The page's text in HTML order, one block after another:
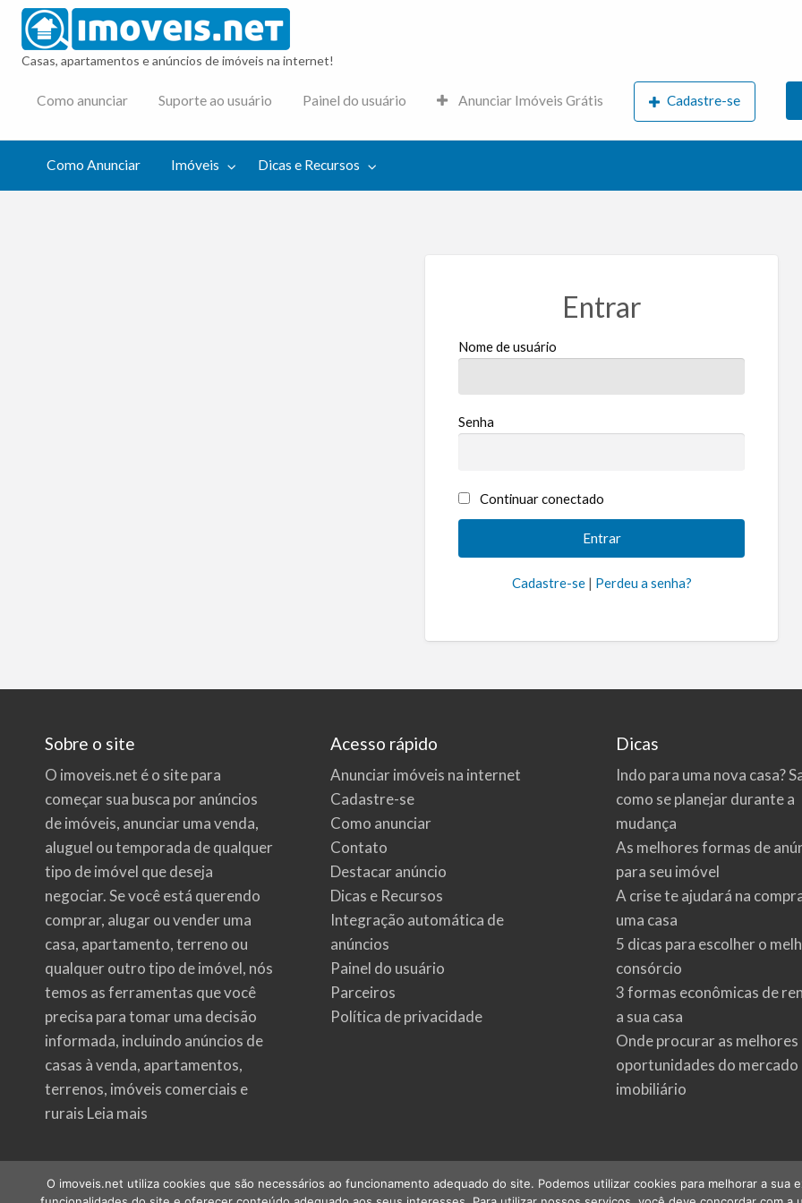
Casas, apartamentos e anúncios de imóveis na internet!
Como anunciar Suporte ao usuário Painel do usuário Anunciar Imóveis Grátis Cadastre-se
Como Anunciar Imóveis Dicas e Recursos
Entrar
Nome de usuário
Senha
Continuar conectado
Cadastre-se| Perdeu a senha?
Sobre o site
O imoveis.net é o site para
começar sua busca poranúncios
de imóveis, anunciar uma venda,
aluguel ou temporada de qualquer
tipo de imóvel que deseja
negociar. Se você está querendo
comprar, alugar ou vender uma
casa, apartamento, terreno ou
qualquer outro tipo de imóvel, nós
temos as ferramentas que você
precisa para tomar uma decisão
informada, incluindo anúncios de
casas à venda, apartamentos,
terrenos, imóveis comerciais e
rurais Leia mais
Acesso rápido
Anunciar imóveis na internet
Cadastre-se
Como anunciar
Contato
Destacar anúncio
Dicas e Recursos
Integração automática de
anúncios
Painel do usuário
Parceiros
Política de privacidade
Dicas
Indo para uma nova casa?
como se planejar durante a
mudança
As melhores formas de
para seu imóvel
A crise te ajudará na
uma casa
5 dicas para escolher o
consórcio
3 formas econômicas de
a sua casa
Onde procurar as melhores
oportunidades do mercado
imobiliário
O imoveis.net utiliza cookies que são necessários ao funcionamento adequado do site. Podemos utilizar cookies para melhorar a